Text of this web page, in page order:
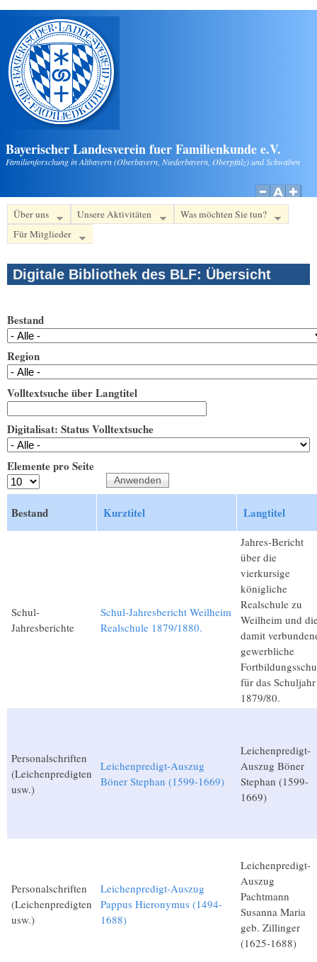
Direkt zum Inhalt
Bayerischer Landesverein fuer Familienkunde e.V.
Familienforschung in Altbayern (Oberbayern, Niederbayern, Oberpfalz) und Schwaben
Über uns Unsere Aktivitäten
Was möchten Sie tun?
Für Mitglieder
Digitale Bibliothek des BLF: Übersicht
Bestand
Region
Volltextsuche über Langtitel
Digitalisat: Status Volltextsuche
Elemente pro Seite
Bestand Kurztitel Langtitel
Schul-
Jahresberichte
Schul-Jahresbericht Weilheim
Realschule 1879/1880.
Jahres-Bericht
über die
vierkursige
königliche
Realschule zu
Weilheim und
damit
gewerbliche
für das Schuljahr
1879/80.
Personalschriften
(Leichenpredigten
usw.)
Leichenpredigt-Auszug
Böner Stephan (1599-1669)
Leichenpredigt-
Auszug Böner
Stephan (1599-
1669)
Personalschriften
(Leichenpredigten
usw.)
Leichenpredigt-Auszug
Pappus Hieronymus (1494-
1688)
Leichenpredigt-
Auszug
Pachtmann
Susanna Maria
geb. Zillinger
(1625-1688)